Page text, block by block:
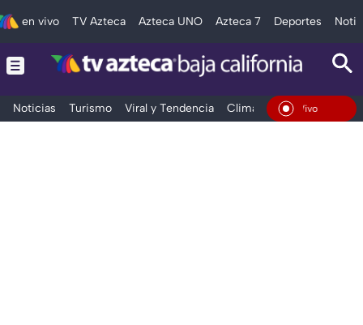
en vivo TV Azteca Azteca UNO Azteca 7 Deportes
Noticias Turismo Viral y Tendencia Clima Deportes
En Vivo